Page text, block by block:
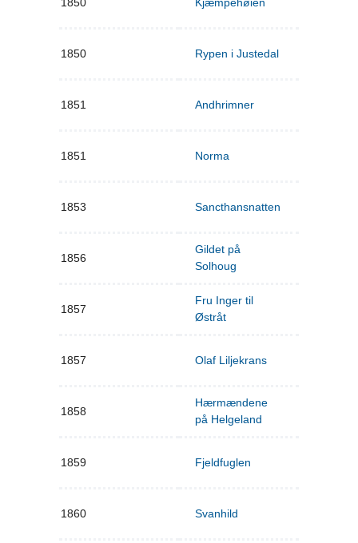
1850 Rypen i Justedal
1851 Andhrimner
1851 Norma
1853 Sancthansnatten
1856
Gildet på
Solhoug
1857
Fru Inger til
Østråt
1857 Olaf Liljekrans
1858
Hærmændene
på Helgeland
1859 Fjeldfuglen
1860 Svanhild